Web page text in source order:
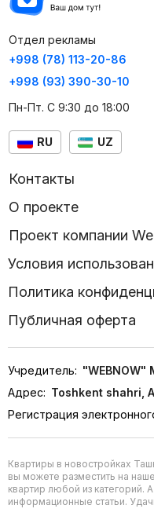
Отдел рекламы
+998 (78) 113-20-86
+998 (93) 390-30-10
Пн-Пт. С 9:30 до 18:00
RU UZ
Контакты
О проекте
Проект компании
Условия
Политика
Публичная оферта
Учредитель: "WEBNOW"
Адрес: Toshkent shahri,
Регистрация
Квартиры в новостройках
вы можете разместить на
квартир любой из категорий.
информационные статьи.